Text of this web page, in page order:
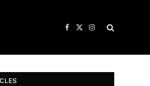
Facebook
X
Instagram